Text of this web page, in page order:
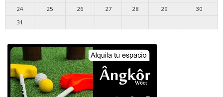
24
25 26 27 28 29
30
31